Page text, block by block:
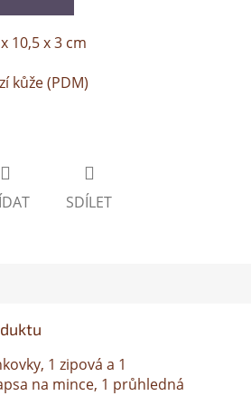
10,5 x 3 cm
kůže (PDM)
SDÍLET
1 zipová a 1
na mince, 1 průhledná